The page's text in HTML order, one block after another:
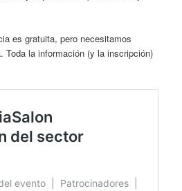
es gratuita, pero necesitamos
Toda la información (y la inscripción)